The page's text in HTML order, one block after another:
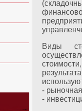
Виды
-
-